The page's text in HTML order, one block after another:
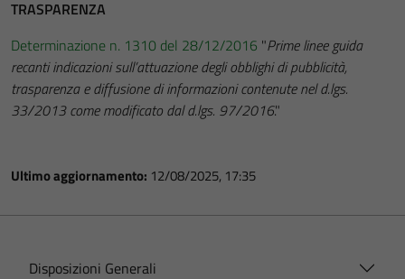
TRASPARENZA
Determinazione n. 1310 del 28/12/2016 "Prime linee guida
recanti indicazioni sull’attuazione degli obblighi di pubblicità,
trasparenza e diffusione di informazioni contenute nel d.lgs.
33/2013 come modificato dal d.lgs. 97/2016."
Ultimo aggiornamento: 12/08/2025, 17:35
Disposizioni Generali